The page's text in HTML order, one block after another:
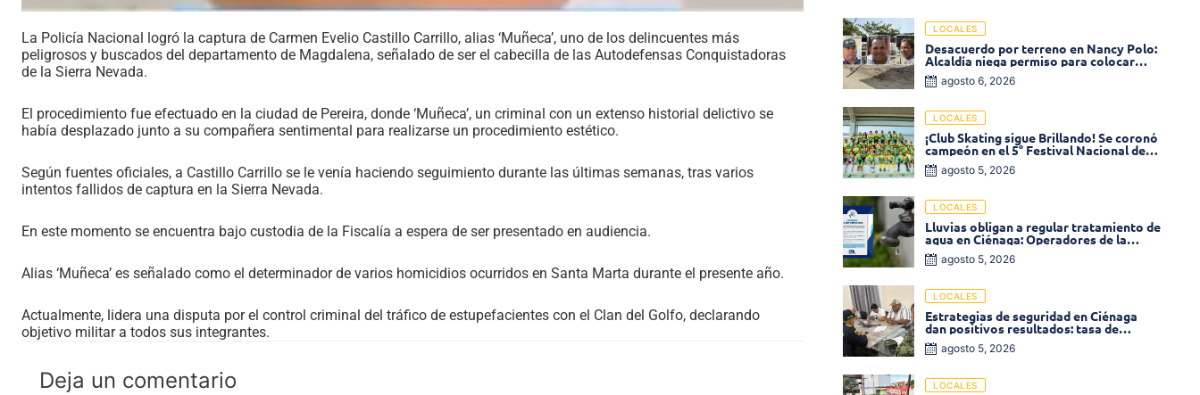
La Policía Nacional logró la captura de Carmen Evelio Castillo Carrillo, alias ‘Muñeca’, uno de los delincuentes más
peligrosos y buscados del departamento de Magdalena, señalado de ser el cabecilla de las Autodefensas Conquistadoras
de la Sierra Nevada.
El procedimiento fue efectuado en la ciudad de Pereira, donde ‘Muñeca’, un criminal con un extenso historial delictivo se
había desplazado junto a su compañera sentimental para realizarse un procedimiento estético.
Según fuentes oficiales, a Castillo Carrillo se le venía haciendo seguimiento durante las últimas semanas, tras varios
intentos fallidos de captura en la Sierra Nevada.
En este momento se encuentra bajo custodia de la Fiscalía a espera de ser presentado en audiencia.
Alias ‘Muñeca’ es señalado como el determinador de varios homicidios ocurridos en Santa Marta durante el presente año.
Actualmente, lidera una disputa por el control criminal del tráfico de estupefacientes con el Clan del Golfo, declarando
objetivo militar a todos sus integrantes.
Deja un comentario
LOCALES
Desacuerdo por terreno en Nancy Polo:
Alcaldía niega permiso para colocar
venta de comidas
agosto 6, 2026
LOCALES
¡Club Skating sigue Brillando! Se coronó
campeón en el 5° Festival Nacional de
Patinaje «Soledad sobre Ruedas»
agosto 5, 2026
LOCALES
Lluvias obligan a regular tratamiento de
agua en Ciénaga: Operadores de la
Sierra anuncia baja presión en varios
sectores
agosto 5, 2026
LOCALES
Estrategias de seguridad en Ciénaga
dan positivos resultados: tasa de
homicidios disminuyó un 58% en 2026
agosto 5, 2026
LOCALES